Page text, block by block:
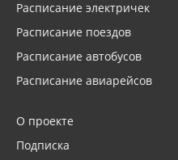
Расписание электричек
Расписание поездов
Расписание автобусов
Расписание авиарейсов
О проекте
Подписка